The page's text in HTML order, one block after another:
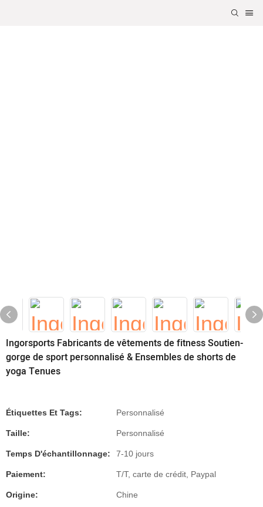
Ingorsports Fabricants de vêtements de fitness Soutien-
gorge de sport personnalisé & Ensembles de shorts de
yoga Tenues
Étiquettes Et Tags: Personnalisé
Taille: Personnalisé
Temps D'échantillonnage: 7-10 jours
Paiement: T/T, carte de crédit, Paypal
Origine: Chine